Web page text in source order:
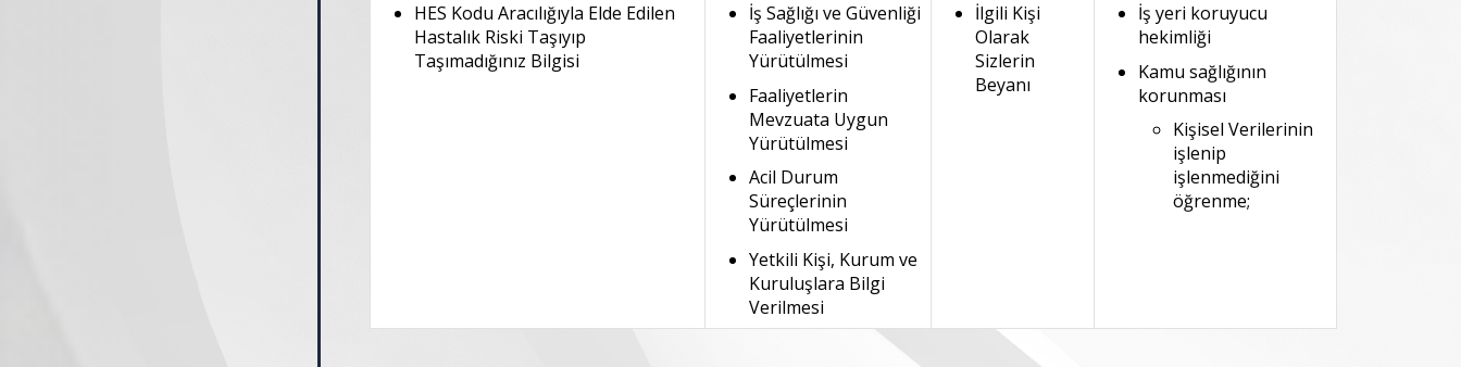
HES Kodu Aracılığıyla Elde Edilen
Hastalık Riski Taşıyıp
Taşımadığınız Bilgisi
İş Sağlığı ve Güvenliği
Faaliyetlerinin
Yürütülmesi
Faaliyetlerin
Mevzuata Uygun
Yürütülmesi
Acil Durum
Süreçlerinin
Yürütülmesi
Yetkili Kişi, Kurum ve
Kuruluşlara Bilgi
Verilmesi
İlgili Kişi
Olarak
Sizlerin
Beyanı
İş yeri koruyucu
hekimliği
Kamu sağlığının
korunması
Kişisel Verilerinin
işlenip
işlenmediğini
öğrenme;